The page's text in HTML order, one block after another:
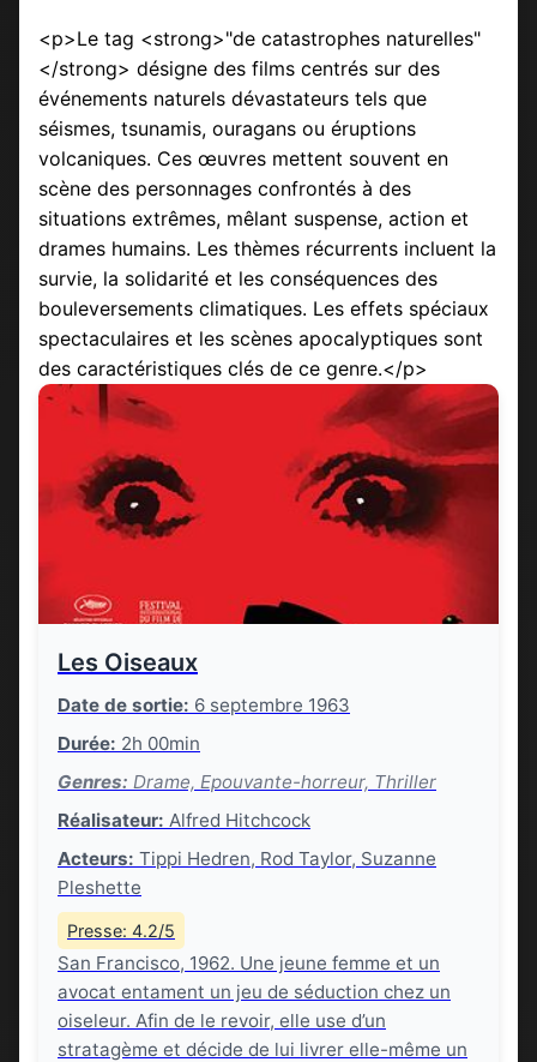
<p>Le tag <strong>"de catastrophes naturelles"
</strong> désigne des films centrés sur des
événements naturels dévastateurs tels que
séismes, tsunamis, ouragans ou éruptions
volcaniques. Ces œuvres mettent souvent en
scène des personnages confrontés à des
situations extrêmes, mêlant suspense, action et
drames humains. Les thèmes récurrents incluent la
survie, la solidarité et les conséquences des
bouleversements climatiques. Les effets spéciaux
spectaculaires et les scènes apocalyptiques sont
des caractéristiques clés de ce genre.</p>
Les Oiseaux
Date de sortie: 6 septembre 1963
Durée: 2h 00min
Genres: Drame, Epouvante-horreur, Thriller
Réalisateur: Alfred Hitchcock
Acteurs: Tippi Hedren, Rod Taylor, Suzanne
Pleshette
Presse: 4.2/5
San Francisco, 1962. Une jeune femme et un
avocat entament un jeu de séduction chez un
oiseleur. Afin de le revoir, elle use d’un
stratagème et décide de lui livrer elle-même un